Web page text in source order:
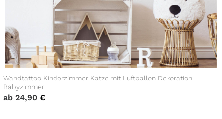
Wandtattoo Kinderzimmer Katze mit Luftballon Dekoration
Babyzimmer
ab 24,90 €